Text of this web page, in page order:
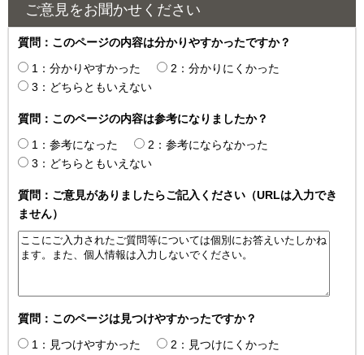
ご意見をお聞かせください
質問：このページの内容は分かりやすかったですか？
1：分かりやすかった
2：分かりにくかった
3：どちらともいえない
質問：このページの内容は参考になりましたか？
1：参考になった
2：参考にならなかった
3：どちらともいえない
質問：ご意見がありましたらご記入ください（URLは入力でき
ません）
質問：このページは見つけやすかったですか？
1：見つけやすかった
2：見つけにくかった